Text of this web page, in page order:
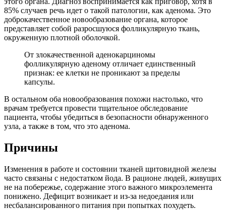
85% случаев речь идет о такой патологии, как аденома. Это
доброкачественное новообразование органа, которое
представляет собой разросшуюся фолликулярную ткань,
окруженную плотной оболочкой.
От злокачественной аденокарциномы
фолликулярную аденому отличает единственный
признак: ее клетки не проникают за пределы
капсулы.
В остальном оба новообразования похожи настолько, что
врачам требуется провести тщательное обследование
пациента, чтобы убедиться в безопасности обнаруженного
узла, а также в том, что это аденома.
Причины
Изменения в работе и состоянии тканей щитовидной железы
часто связаны с недостатком йода. В рационе людей, живущих
не на побережье, содержание этого важного микроэлемента
понижено. Дефицит возникает и из-за недоедания или
несбалансированного питания при попытках похудеть.